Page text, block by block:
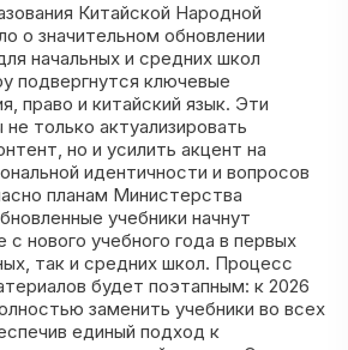
Китайской Народной
о значительном обновлении
начальных и средних школ
подвергнутся ключевые
право и китайский язык. Эти
только актуализировать
но и усилить акцент на
идентичности и вопросов
планам Министерства
учебники начнут
с нового учебного года в первых
так и средних школ. Процесс
будет поэтапным: к 2026
заменить учебники во всех
единый подход к